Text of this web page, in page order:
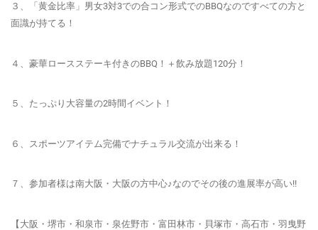
３、「黄金比率」男女3対3での合コン形式でのBBQなのですべての方と
面識が持てる！
４、 豪華ロースステーキ付きのBBQ！＋飲み放題120分！
５、たっぷり大容量の2時間イベント！
６、 スポーツアイテム完備でナチュラル交流が出来る！
７、参加者様は南大阪・大阪の方中心♪なのでその後の進展率が高い!!
【大阪・堺市・和泉市・泉佐野市・富田林市・貝塚市・高石市・羽曳野